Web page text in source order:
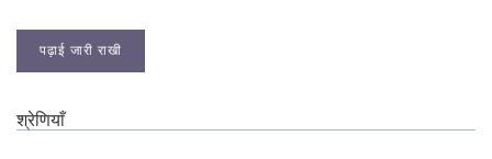
पढ़ाई जारी राखी
श्रेणियाँ